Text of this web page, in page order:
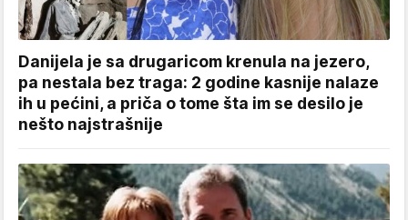
Danijela je sa drugaricom krenula na jezero,
pa nestala bez traga: 2 godine kasnije nalaze
ih u pećini, a priča o tome šta im se desilo je
nešto najstrašnije